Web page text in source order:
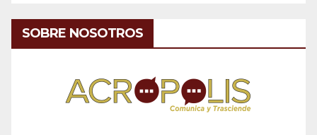
SOBRE NOSOTROS